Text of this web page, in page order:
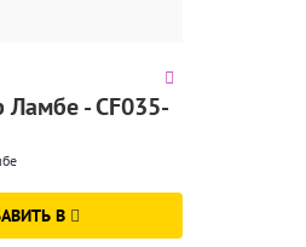
- CF035-
В